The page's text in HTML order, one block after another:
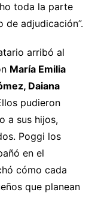
toda la parte
adjudicación”.
arribó al
María Emilia
Daiana
pudieron
a sus hijos,
Poggi los
en el
cómo cada
que planean